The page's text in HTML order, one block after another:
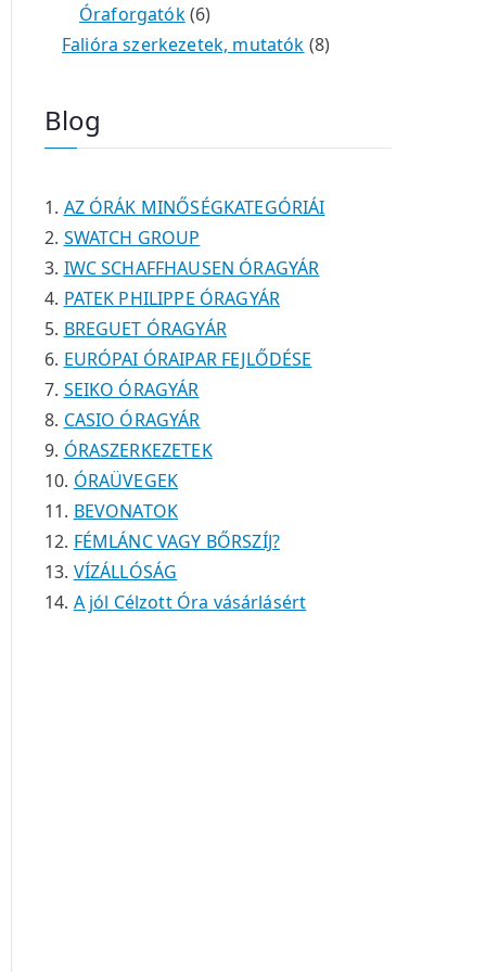
é
k
é
é
m
t
e
t
e
t
k
Óraforgatók 66
t
k
Falióra szerkezetek, mutatók 88
é
Blog
AZ ÓRÁK MINŐSÉGKATEGÓRIÁI
SWATCH GROUP
IWC SCHAFFHAUSEN ÓRAGYÁR
PATEK PHILIPPE ÓRAGYÁR
BREGUET ÓRAGYÁR
EURÓPAI ÓRAIPAR FEJLŐDÉSE
SEIKO ÓRAGYÁR
CASIO ÓRAGYÁR
ÓRASZERKEZETEK
ÓRAÜVEGEK
BEVONATOK
FÉMLÁNC VAGY BŐRSZÍJ?
VÍZÁLLÓSÁG
A jól Célzott Óra vásárlásért